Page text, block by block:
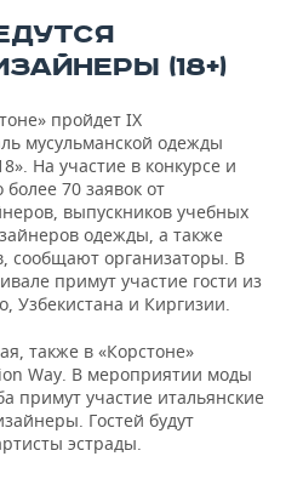
(18+)
пройдет IX
мусульманской одежды
На участие в конкурсе и
70 заявок от
выпускников учебных
одежды, а также
сообщают организаторы. В
примут участие гости из
Узбекистана и Киргизии.
также в «Корстоне»
Way. В мероприятии моды
примут участие итальянские
Гостей будут
эстрады.